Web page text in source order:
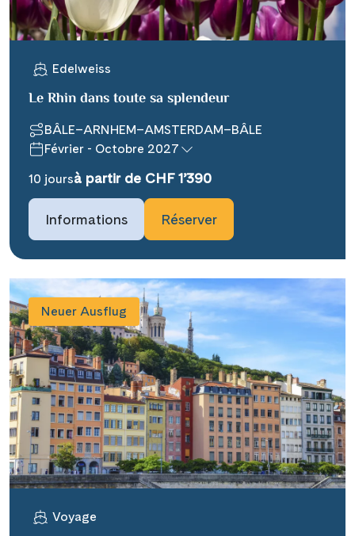
Edelweiss
Le Rhin dans toute sa splendeur
BÂLE–ARNHEM–AMSTERDAM–BÂLE
Février - Octobre 2027
10 joursà partir de CHF 1’390
Informations Réserver
Neuer Ausflug
Voyage